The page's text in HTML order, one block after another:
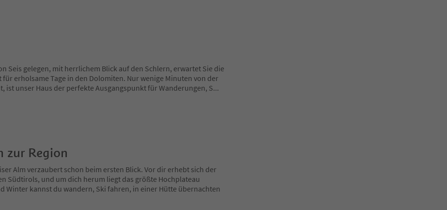
Seis gelegen, mit herrlichem Blick auf den Schlern, erwartet Sie die
für erholsame Tage in den Dolomiten. Nur wenige Minuten von der
ist unser Haus der perfekte Ausgangspunkt für Wanderungen, S...
zur Region
Alm verzaubert schon beim ersten Blick. Vor dir erhebt sich der
Südtirols, und um dich herum liegt das größte Hochplateau
Winter kannst du wandern, Ski fahren, in einer Hütte übernachten